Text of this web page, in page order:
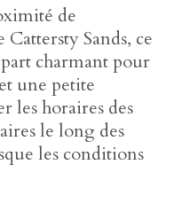
de
Sands, ce
charmant pour
une petite
les horaires des
le long des
les conditions